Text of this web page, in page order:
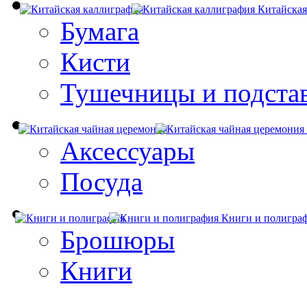
Бумага
Кисти
Тушечницы и
Аксессуары
Посуда
Книги и
Брошюры
Книги